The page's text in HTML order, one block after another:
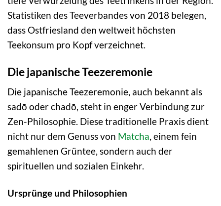
Statistiken des Teeverbandes von 2018 belegen,
dass Ostfriesland den weltweit höchsten
Teekonsum pro Kopf verzeichnet.
Die japanische Teezeremonie
Die japanische Teezeremonie, auch bekannt als
sadō oder chadō, steht in enger Verbindung zur
Zen-Philosophie. Diese traditionelle Praxis dient
nicht nur dem Genuss von Matcha, einem fein
gemahlenen Grüntee, sondern auch der
spirituellen und sozialen Einkehr.
Ursprünge und Philosophien